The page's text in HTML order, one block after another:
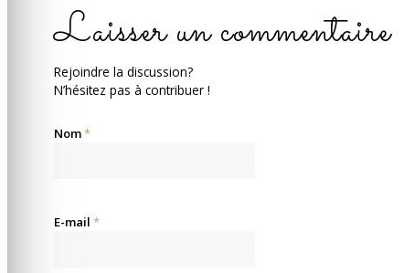
Laisser un commentaire
Rejoindre la discussion?
N’hésitez pas à contribuer !
Nom*
E-mail *